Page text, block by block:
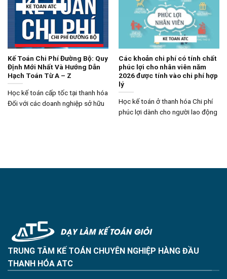
Kế Toán Chi Phí Đường Bộ: Quy
Định Mới Nhất Và Hướng Dẫn
Hạch Toán Từ A – Z
Học kế toán cấp tốc tại thanh hóa
Đối với các doanh nghiệp sở hữu
Các khoản chi phí có tính chất
phúc lợi cho nhân viên năm
2026 được tính vào chi phí hợp
lý
Học kế toán ở thanh hóa Chi phí
phúc lợi dành cho người lao động
TRUNG TÂM KẾ TOÁN CHUYÊN NGHIỆP HÀNG ĐẦU
THANH HÓA ATC